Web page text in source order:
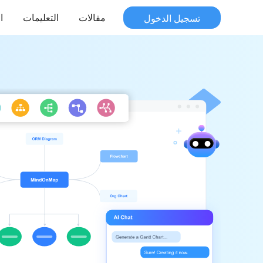
التعليمات مقالات تسجيل الدخول